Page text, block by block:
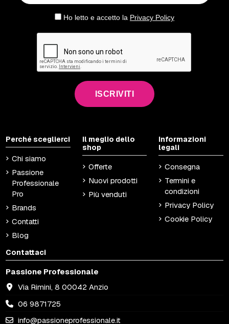
Ho letto e accetto la Privacy Policy
ISCRIVITI
Perché sceglierci
Chi siamo
Passione
Professionale
Pro
Brands
Contatti
Blog
Il meglio dello
shop
Offerte
Nuovi prodotti
Più venduti
Informazioni
legali
Consegna
Termini e
condizioni
Privacy Policy
Cookie Policy
Contattaci
Passione Professionale
Via Rimini, 8 00042 Anzio
06 9871725
info@passioneprofessionale.it